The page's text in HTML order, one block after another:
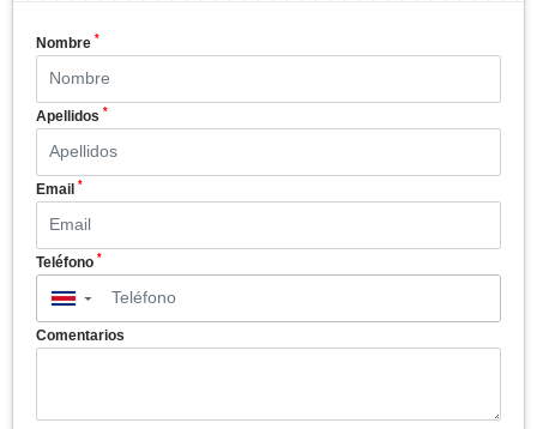
Nombre *
Apellidos *
Email *
Teléfono *
▼
Comentarios